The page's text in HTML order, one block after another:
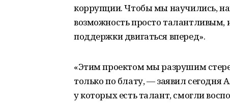
коррупции. Чтобы мы научились,
возможность просто талантливым,
поддержки двигаться вперед».
«Этим проектом мы разрушим
только по блату, — заявил
у которых есть талант, смогли